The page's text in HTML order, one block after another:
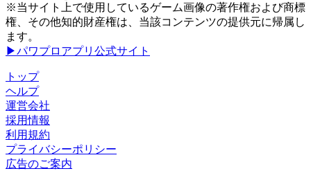
※当サイト上で使用しているゲーム画像の著作権および商標
権、その他知的財産権は、当該コンテンツの提供元に帰属し
ます。
▶パワプロアプリ公式サイト
トップ
ヘルプ
運営会社
採用情報
利用規約
プライバシーポリシー
広告のご案内